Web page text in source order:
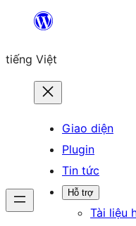
Chuyển
phần
tiếng Việt
Giao diện
Plugin
Tin tức
Hỗ trợ
Tài liệu